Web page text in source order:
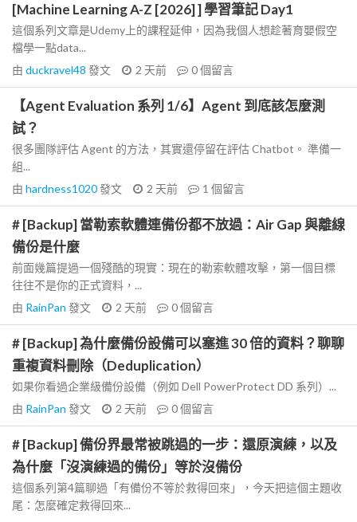
[Machine Learning A-Z [2026] ] 學習筆記 Day1
這個系列文章是Udemy上的課程延伸，因為我個人想趁著育嬰假空
檔學一點data...
由 duckravel48 發文 2 天前 0個留言
【Agent Evaluation 系列 1/6】Agent 到底該怎麼測
試？
很多團隊評估 Agent 的方法，其實還停留在評估 Chatbot。 準備一
組...
由 hardness1020發文 2 天前 1 個留言
# [Backup] 當勒索軟體連備份都不放過：Air Gap 與離線
備份是什麼
前面幾篇提過一個殘酷的現實：現在的勒索軟體攻擊，第一個目標
往往不是你的正式資料，...
由 RainPan 發文 2 天前 0個留言
# [Backup] 為什麼備份設備可以塞進 30 倍的資料？聊聊
重複資料刪除（Deduplication）
如果你看過企業級備份設備（例如 Dell PowerProtect DD 系列）...
由 RainPan 發文 2 天前 0個留言
# [Backup] 備份界最常被跳過的一步：還原演練，以及
為什麼「沒演練過的備份」等於沒備份
這個系列第4篇聊過「有備份不等於救得回來」，今天把這個主題收
尾：怎麼確定救得回來...